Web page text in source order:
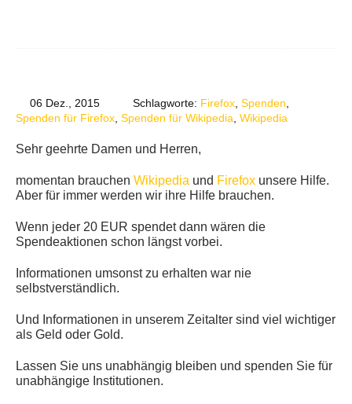
06 Dez., 2015 Schlagworte: Firefox Spenden
Spenden für Firefox Spenden für Wikipedia Wikipedia
Sehr geehrte Damen und Herren,
momentan brauchen Wikipedia und Firefox unsere Hilfe.
Aber für immer werden wir ihre Hilfe brauchen.
Wenn jeder 20 EUR spendet dann wären die
Spendeaktionen schon längst vorbei.
Informationen umsonst zu erhalten war nie
selbstverständlich.
Und Informationen in unserem Zeitalter sind viel wichtiger
als Geld oder Gold.
Lassen Sie uns unabhängig bleiben und spenden Sie für
unabhängige Institutionen.